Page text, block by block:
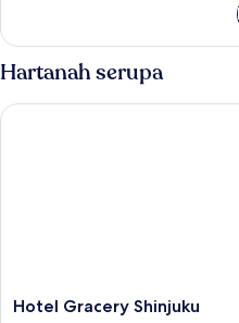
Twin
Non
Hartanah serupa
Hotel
Hotel Gracery Shinjuku
Hotel Gracery Shinjuku